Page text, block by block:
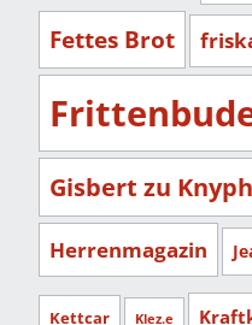
Fettes Brot
Gisbert zu
Herrenmagazin
Kettcar Klez.e